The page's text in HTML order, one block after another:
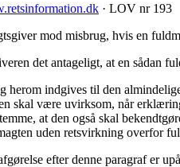
· LOV nr 193
mod misbrug, hvis en
det antageligt, at en sådan
herom indgives til den
skal være uvirksom, når
at den også skal
uden retsvirkning overfor
efter denne paragraf er